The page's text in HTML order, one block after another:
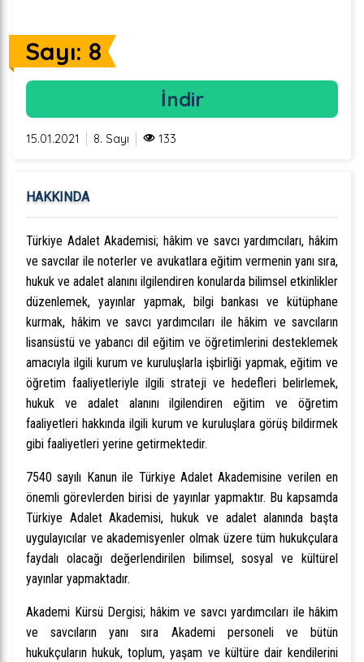
Sayı: 8
İndir
15.01.2021 8. Sayı 133
HAKKINDA
Türkiye Adalet Akademisi; hâkim ve savcı yardımcıları, hâkim
ve savcılar ile noterler ve avukatlara eğitim vermenin yanı sıra,
hukuk ve adalet alanını ilgilendiren konularda bilimsel etkinlikler
düzenlemek, yayınlar yapmak, bilgi bankası ve kütüphane
kurmak, hâkim ve savcı yardımcıları ile hâkim ve savcıların
lisansüstü ve yabancı dil eğitim ve öğretimlerini desteklemek
amacıyla ilgili kurum ve kuruluşlarla işbirliği yapmak, eğitim ve
öğretim faaliyetleriyle ilgili strateji ve hedefleri belirlemek,
hukuk ve adalet alanını ilgilendiren eğitim ve öğretim
faaliyetleri hakkında ilgili kurum ve kuruluşlara görüş bildirmek
gibi faaliyetleri yerine getirmektedir.
7540 sayılı Kanun ile Türkiye Adalet Akademisine verilen en
önemli görevlerden birisi de yayınlar yapmaktır. Bu kapsamda
Türkiye Adalet Akademisi, hukuk ve adalet alanında başta
uygulayıcılar ve akademisyenler olmak üzere tüm hukukçulara
faydalı olacağı değerlendirilen bilimsel, sosyal ve kültürel
yayınlar yapmaktadır.
Akademi Kürsü Dergisi; hâkim ve savcı yardımcıları ile hâkim
ve savcıların yanı sıra Akademi personeli ve bütün
hukukçuların hukuk, toplum, yaşam ve kültüre dair kendilerini